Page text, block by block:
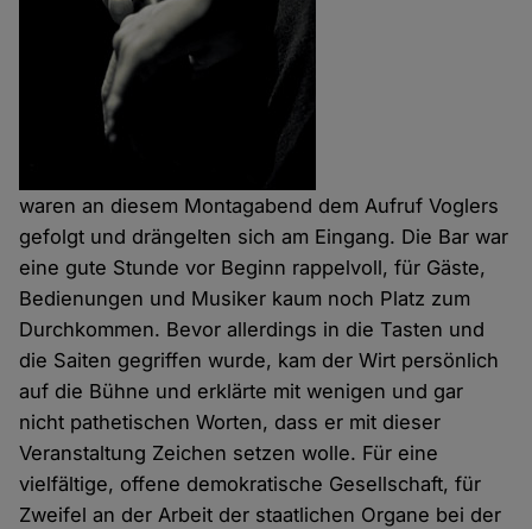
waren an diesem Montagabend dem Aufruf Voglers
gefolgt und drängelten sich am Eingang. Die Bar war
eine gute Stunde vor Beginn rappelvoll, für Gäste,
Bedienungen und Musiker kaum noch Platz zum
Durchkommen. Bevor allerdings in die Tasten und
die Saiten gegriffen wurde, kam der Wirt persönlich
auf die Bühne und erklärte mit wenigen und gar
nicht pathetischen Worten, dass er mit dieser
Veranstaltung Zeichen setzen wolle. Für eine
vielfältige, offene demokratische Gesellschaft, für
Zweifel an der Arbeit der staatlichen Organe bei der